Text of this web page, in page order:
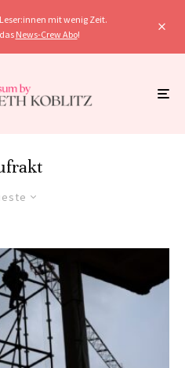
mit wenig Zeit.
News-Crew Abo!